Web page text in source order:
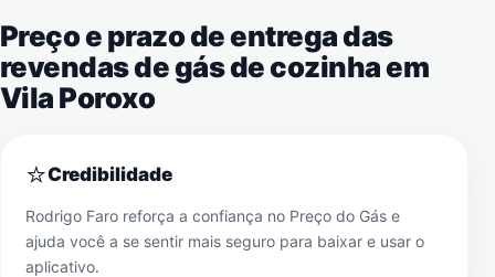
Preço e prazo de entrega das
revendas de gás de cozinha em
Vila Poroxo
⭐Credibilidade
Rodrigo Faro reforça a confiança no Preço do Gás e
ajuda você a se sentir mais seguro para baixar e usar o
aplicativo.